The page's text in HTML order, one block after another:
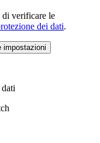
di verificare le
dei dati.
impostazioni